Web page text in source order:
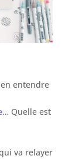
entendre
… Quelle est
va relayer